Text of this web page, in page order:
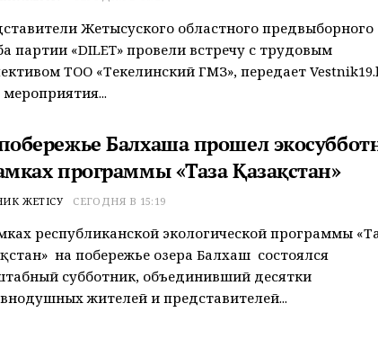
Жетысуского областного предвыборного
партии «ӘDILET» провели встречу с трудовым
ТОО «Текелинский ГМЗ», передает
мероприятия...
Балхаша прошел
программы «Таза Қазақстан»
ЖЕТІСУ СЕГОДНЯ В 15:19
республиканской экологической программы
на побережье озера Балхаш состоялся
субботник, объединивший десятки
жителей и представителей...